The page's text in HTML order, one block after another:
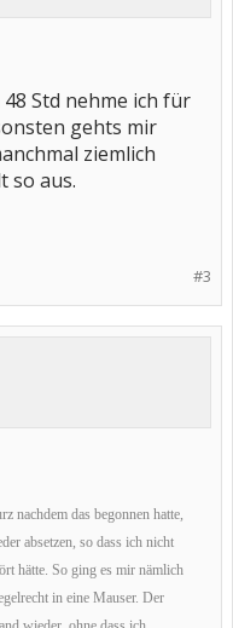
48 Std nehme ich für
gehts mir
ziemlich
so aus.
#3
nachdem das begonnen hatte,
absetzen, so dass ich nicht
hätte. So ging es mir nämlich
in eine Mauser. Der